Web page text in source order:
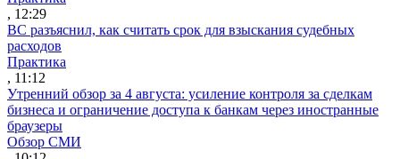
, 12:29
ВС разъяснил, как считать срок для взыскания судебных
расходов
Практика
, 11:12
Утренний обзор за 4 августа: усиление контроля за сделкам
бизнеса и ограничение доступа к банкам через иностранные
браузеры
Обзор СМИ